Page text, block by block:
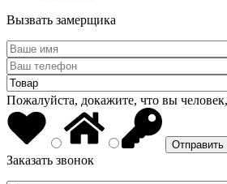
Вызвать замерщика
Пожалуйста, докажите, что вы
Заказать звонок